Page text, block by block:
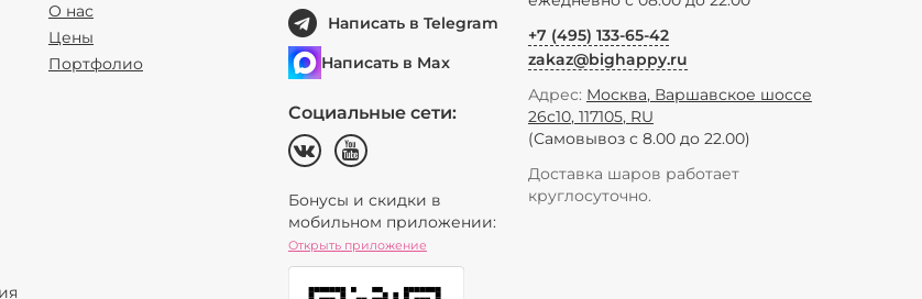
О нас
Цены
Портфолио
Написать в Telegram
Написать в Max
Социальные сети:
Бонусы и скидки в
мобильном приложении:
Открыть приложение
+7 (495) 133-65-42
zakaz@bighappy.ru
Адрес: Москва, Варшавское шоссе
26с10, 117105, RU
(Самовывоз с 8.00 до 22.00)
Доставка шаров работает
круглосуточно.